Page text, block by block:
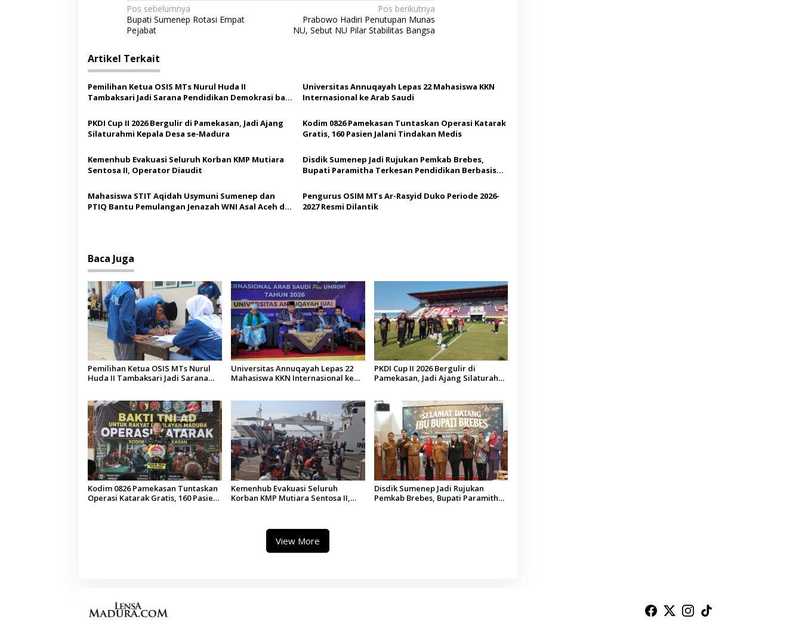
N
a
i
g
a
i
o
s
Pos sebelumnya
Bupati Sumenep Rotasi Empat
Pejabat
Pos berikutnya
Prabowo Hadiri Penutupan Munas
NU, Sebut NU Pilar Stabilitas Bangsa
Artikel Terkait
Pemilihan Ketua OSIS MTs Nurul Huda II
Tambaksari Jadi Sarana Pendidikan Demokrasi bagi
Universitas Annuqayah Lepas 22 Mahasiswa KKN
Internasional ke Arab Saudi
PKDI Cup II 2026 Bergulir di Pamekasan, Jadi Ajang
Silaturahmi Kepala Desa se-Madura
Kodim 0826 Pamekasan Tuntaskan Operasi Katarak
Gratis, 160 Pasien Jalani Tindakan Medis
Kemenhub Evakuasi Seluruh Korban KMP Mutiara
Sentosa II, Operator Diaudit
Disdik Sumenep Jadi Rujukan Pemkab Brebes,
Bupati Paramitha Terkesan Pendidikan Berbasis
Mahasiswa STIT Aqidah Usymuni Sumenep dan
PTIQ Bantu Pemulangan Jenazah WNI Asal Aceh di
Pengurus OSIM MTs Ar-Rasyid Duko Periode 2026-
2027 Resmi Dilantik
Baca Juga
Pemilihan Ketua OSIS MTs Nurul
Huda II Tambaksari Jadi Sarana
Universitas Annuqayah Lepas 22
Mahasiswa KKN Internasional ke
PKDI Cup II 2026 Bergulir di
Pamekasan, Jadi Ajang Silaturahmi
Kodim 0826 Pamekasan Tuntaskan
Operasi Katarak Gratis, 160 Pasien
Kemenhub Evakuasi Seluruh
Korban KMP Mutiara Sentosa II,
Disdik Sumenep Jadi Rujukan
Pemkab Brebes, Bupati Paramitha
View More